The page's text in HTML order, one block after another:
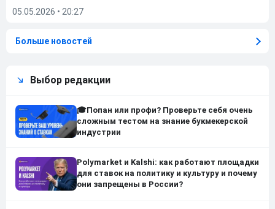
05.05.2026 • 20:27
Больше новостей
Выбор редакции
🎓Попан или профи? Проверьте себя очень
сложным тестом на знание букмекерской
индустрии
Polymarket и Kalshi: как работают площадки
для ставок на политику и культуру и почему
они запрещены в России?